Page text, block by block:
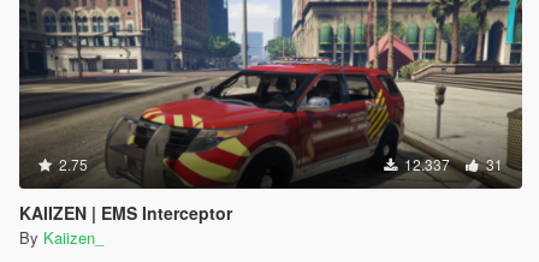
2.75 12.337 31
KAIIZEN | EMS Interceptor
By Kaiizen_